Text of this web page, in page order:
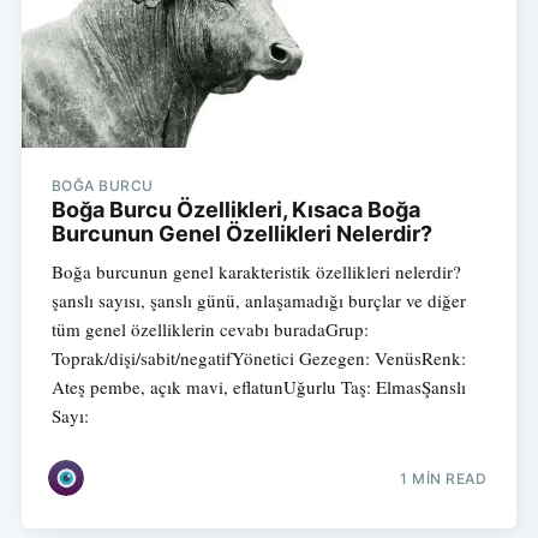
BOĞA BURCU
Boğa Burcu Özellikleri, Kısaca Boğa
Burcunun Genel Özellikleri Nelerdir?
Boğa burcunun genel karakteristik özellikleri nelerdir?
şanslı sayısı, şanslı günü, anlaşamadığı burçlar ve diğer
tüm genel özelliklerin cevabı buradaGrup:
Toprak/dişi/sabit/negatifYönetici Gezegen: VenüsRenk:
Ateş pembe, açık mavi, eflatunUğurlu Taş: ElmasŞanslı
Sayı:
1 MIN READ